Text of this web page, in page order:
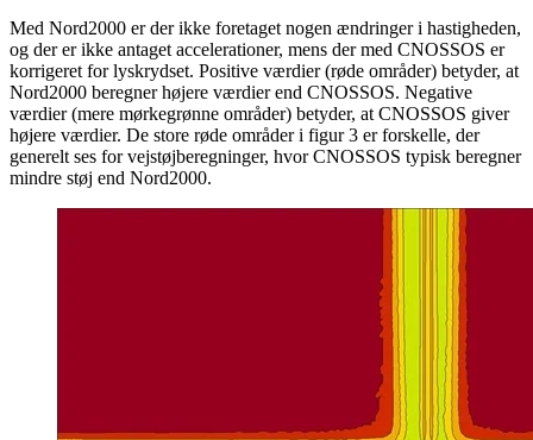
Med Nord2000 er der ikke foretaget nogen ændringer i hastigheden,
og der er ikke antaget accelerationer, mens der med CNOSSOS er
korrigeret for lyskrydset. Positive værdier (røde områder) betyder, at
Nord2000 beregner højere værdier end CNOSSOS. Negative
værdier (mere mørkegrønne områder) betyder, at CNOSSOS giver
højere værdier. De store røde områder i figur 3 er forskelle, der
generelt ses for vejstøjberegninger, hvor CNOSSOS typisk beregner
mindre støj end Nord2000.